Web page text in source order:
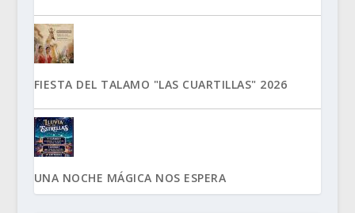
FIESTA DEL TALAMO "LAS CUARTILLAS" 2026
UNA NOCHE MÁGICA NOS ESPERA